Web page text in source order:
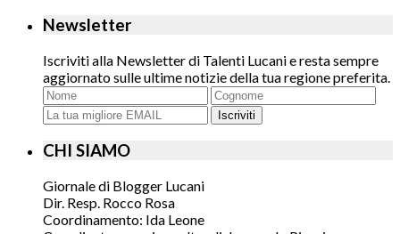
Newsletter
Iscriviti alla Newsletter di Talenti Lucani e resta sempre
aggiornato sulle ultime notizie della tua regione preferita.
Iscriviti
CHI SIAMO
Giornale di Blogger Lucani
Dir. Resp. Rocco Rosa
Coordinamento: Ida Leone